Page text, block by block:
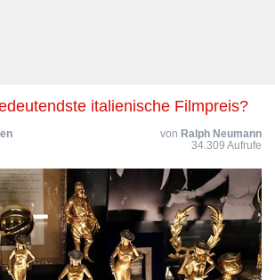
italienische Filmpreis?
von Ralph Neumann
34.309 Aufrufe